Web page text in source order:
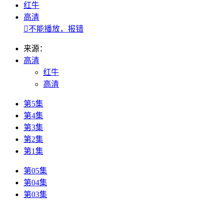
红牛
高清
不能播放，报错
来源：
高清
红牛
高清
第5集
第4集
第3集
第2集
第1集
第05集
第04集
第03集